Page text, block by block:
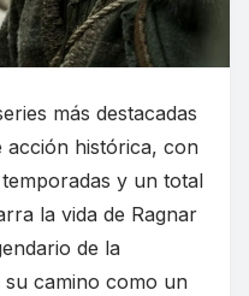
más destacadas
acción histórica, con
y un total
la vida de Ragnar
de la
su camino como un